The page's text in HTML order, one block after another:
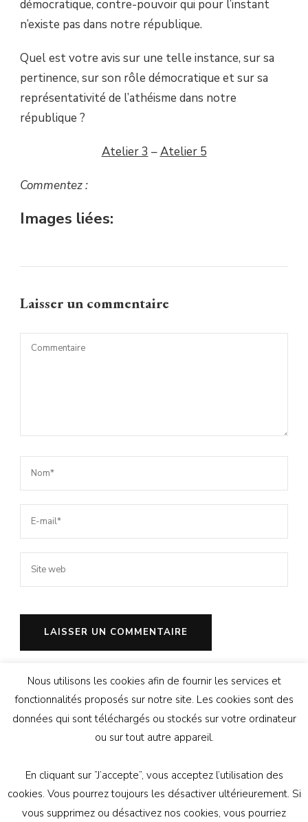
démocratique, contre-pouvoir qui pour l’instant
n’existe pas dans notre république.
Quel est votre avis sur une telle instance, sur sa
pertinence, sur son rôle démocratique et sur sa
représentativité de l’athéisme dans notre
république ?
Atelier 3 –Atelier 5
Commentez :
Images liées:
Laisser un commentaire
indésirables.
En savoir plus sur la façon dont les
données de vos commentaires sont traitées
Génération Athée
. Tous droits
réservés.
Vilva | Développé par
Nous utilisons les cookies afin de fournir les services et
fonctionnalités proposés sur notre site. Les cookies sont des
données qui sont téléchargés ou stockés sur votre ordinateur
ou sur tout autre appareil.
En cliquant sur ”J’accepte”, vous acceptez l’utilisation des
cookies. Vous pourrez toujours les désactiver ultérieurement. Si
vous supprimez ou désactivez nos cookies, vous pourriez